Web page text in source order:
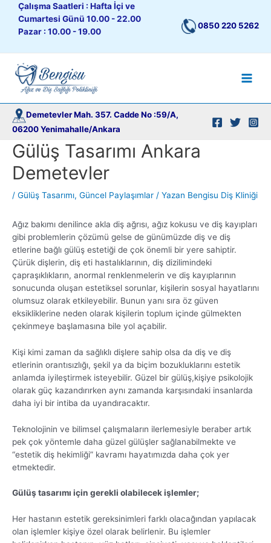
İçeriğeÇalışma Saatleri : Hafta İçi ve
Cumartesi Günü 10.00 - 22.00
Pazar : 10.00 - 19.00
0850 220 5262
Demetevler Mah. 357. Cadde No :59/A,
06200 Yenimahalle/Ankara
Gülüş Tasarımı Ankara
Demetevler
/ Gülüş Tasarımı, Güncel Paylaşımlar / Yazan Bengisu Diş Kliniği
Ağız bakımı denilince akla diş ağrısı, ağız kokusu ve diş kayıpları
gibi problemlerin çözümü gelse de günümüzde diş ve diş
etlerine bağlı gülüş estetiği de çok önemli bir yere sahiptir.
Çürük dişlerin, diş eti hastalıklarının, diş dizilimindeki
çapraşıklıkların, anormal renklenmelerin ve diş kayıplarının
sonucunda oluşan estetiksel sorunlar, kişilerin sosyal hayatlarını
olumsuz olarak etkileyebilir. Bunun yanı sıra öz güven
eksikliklerine neden olarak kişilerin toplum içinde gülmekten
çekinmeye başlamasına bile yol açabilir.
Kişi kimi zaman da sağlıklı dişlere sahip olsa da diş ve diş
etlerinin orantısızlığı, şekil ya da biçim bozukluklarını estetik
anlamda iyileştirmek isteyebilir. Güzel bir gülüş,kişiye psikolojik
olarak güç kazandırırken aynı zamanda karşısındaki insanlarda
daha iyi bir intiba da uyandıracaktır.
Teknolojinin ve bilimsel çalışmaların ilerlemesiyle beraber artık
pek çok yöntemle daha güzel gülüşler sağlanabilmekte ve
“estetik diş hekimliği” kavramı hayatımızda daha çok yer
etmektedir.
Gülüş tasarımı için gerekli olabilecek işlemler;
Her hastanın estetik gereksinimleri farklı olacağından yapılacak
olan işlemler kişiye özel olarak belirlenir. Bu işlemler